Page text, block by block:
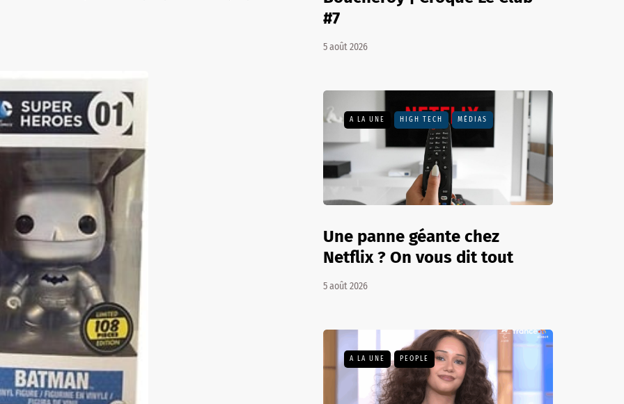
#7
5 août 2026
A LA UNE HIGH TECH MÉDIAS
Une panne géante chez
Netflix ? On vous dit tout
5 août 2026
A LA UNE PEOPLE